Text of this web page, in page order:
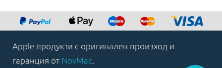
8
Apple продукти с оригинален произход и
гаранция от NovMac.